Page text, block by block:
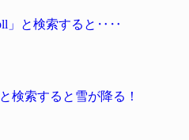
」と検索すると‥‥
検索すると雪が降る！